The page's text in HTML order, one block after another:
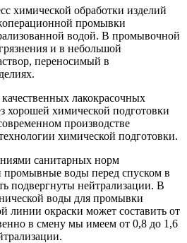
химической обработки изделий
промывки
водой. В промывочной
и в небольшой
переносимый в
лакокрасочных
хорошей химической подготовки
производстве
химической подготовки.
санитарных норм
промывные воды перед спуском в
подвергнуты нейтрализации. В
воды для промывки
линии окраски может составить от
в смену мы имеем от 0,8 до 1,6